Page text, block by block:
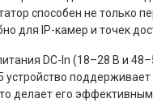
способен не только
для IP-камер и точек
DC-In (18–28 В и
устройство
делает его